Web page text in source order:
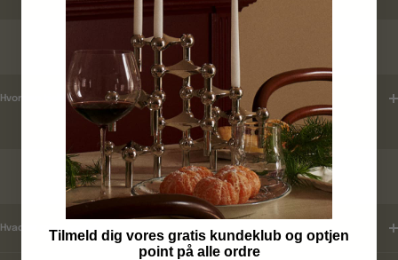
LEVERINGSTID
Hvordan tjekker jeg leveringstid ?
KUNDEKLUB
Hvad er mine fordele ?
Tilmeld dig vores gratis kundeklub og optjen
point på alle ordre